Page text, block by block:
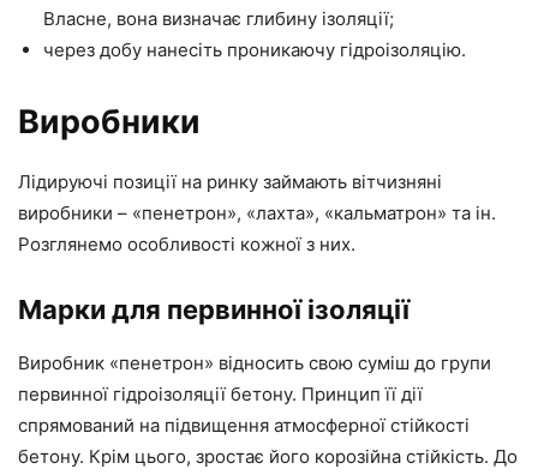
Власне, вона визначає глибину ізоляції;
через добу нанесіть проникаючу гідроізоляцію.
Виробники
Лідируючі позиції на ринку займають вітчизняні
виробники – «пенетрон», «лахта», «кальматрон» та ін.
Розглянемо особливості кожної з них.
Марки для первинної ізоляції
Виробник «пенетрон» відносить свою суміш до групи
первинної гідроізоляції бетону. Принцип її дії
спрямований на підвищення атмосферної стійкості
бетону. Крім цього, зростає його корозійна стійкість. До